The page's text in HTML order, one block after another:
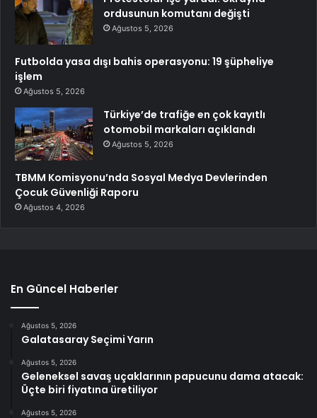
ordusunun komutanı değişti
Ağustos 5, 2026
Futbolda yasa dışı bahis operasyonu: 19 şüpheliye
işlem
Ağustos 5, 2026
Türkiye’de trafiğe en çok kayıtlı
otomobil markaları açıklandı
Ağustos 5, 2026
TBMM Komisyonu’nda Sosyal Medya Devlerinden
Çocuk Güvenliği Raporu
Ağustos 4, 2026
En Güncel Haberler
Ağustos 5, 2026
Galatasaray Seçimi Yarın
Ağustos 5, 2026
Geleneksel savaş uçaklarının papucunu dama atacak:
Üçte biri fiyatına üretiliyor
Ağustos 5, 2026